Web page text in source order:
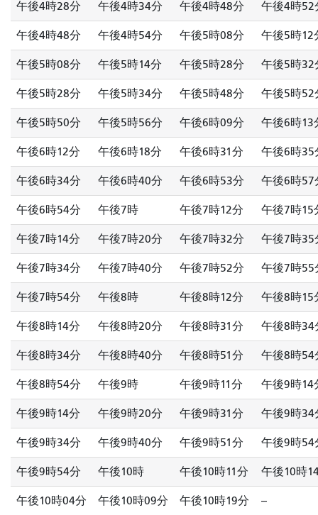
午後4時28分 午後4時34分 午後4時48分 午後4時52
午後4時48分 午後4時54分 午後5時08分 午後5時12
午後5時08分 午後5時14分 午後5時28分 午後5時32
午後5時28分 午後5時34分 午後5時48分 午後5時52
午後5時50分 午後5時56分 午後6時09分 午後6時13
午後6時12分 午後6時18分 午後6時31分 午後6時35
午後6時34分 午後6時40分 午後6時53分 午後6時57
午後6時54分 午後7時 午後7時12分 午後7時15
午後7時14分 午後7時20分 午後7時32分 午後7時35
午後7時34分 午後7時40分 午後7時52分 午後7時55
午後7時54分 午後8時 午後8時12分 午後8時15
午後8時14分 午後8時20分 午後8時31分 午後8時34
午後8時34分 午後8時40分 午後8時51分 午後8時54
午後8時54分 午後9時 午後9時11分 午後9時14
午後9時14分 午後9時20分 午後9時31分 午後9時34
午後9時34分 午後9時40分 午後9時51分 午後9時54
午後9時54分 午後10時 午後10時11分 午後10時
午後10時04分 午後10時09分 午後10時19分 --